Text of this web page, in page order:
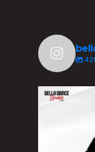
Depuis ses